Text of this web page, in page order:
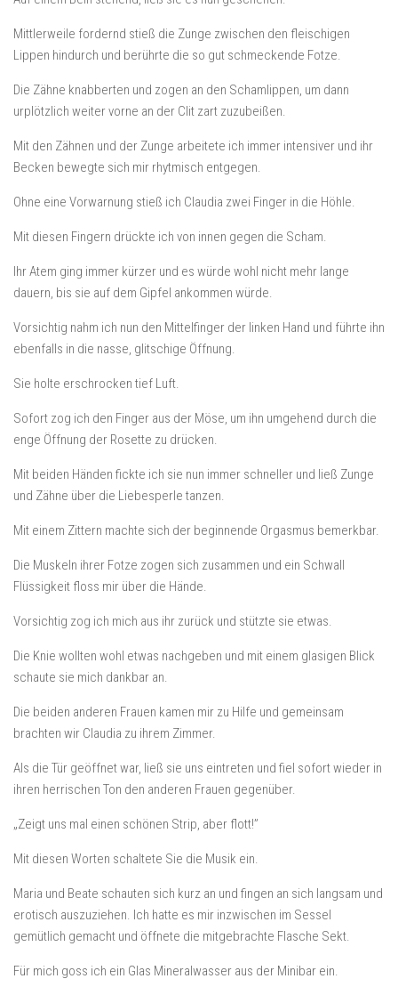
Mittlerweile fordernd stieß die Zunge zwischen den fleischigen
Lippen hindurch und berührte die so gut schmeckende Fotze.
Die Zähne knabberten und zogen an den Schamlippen, um dann
urplötzlich weiter vorne an der Clit zart zuzubeißen.
Mit den Zähnen und der Zunge arbeitete ich immer intensiver und ihr
Becken bewegte sich mir rhytmisch entgegen.
Ohne eine Vorwarnung stieß ich Claudia zwei Finger in die Höhle.
Mit diesen Fingern drückte ich von innen gegen die Scham.
Ihr Atem ging immer kürzer und es würde wohl nicht mehr lange
dauern, bis sie auf dem Gipfel ankommen würde.
Vorsichtig nahm ich nun den Mittelfinger der linken Hand und führte ihn
ebenfalls in die nasse, glitschige Öffnung.
Sie holte erschrocken tief Luft.
Sofort zog ich den Finger aus der Möse, um ihn umgehend durch die
enge Öffnung der Rosette zu drücken.
Mit beiden Händen fickte ich sie nun immer schneller und ließ Zunge
und Zähne über die Liebesperle tanzen.
Mit einem Zittern machte sich der beginnende Orgasmus bemerkbar.
Die Muskeln ihrer Fotze zogen sich zusammen und ein Schwall
Flüssigkeit floss mir über die Hände.
Vorsichtig zog ich mich aus ihr zurück und stützte sie etwas.
Die Knie wollten wohl etwas nachgeben und mit einem glasigen Blick
schaute sie mich dankbar an.
Die beiden anderen Frauen kamen mir zu Hilfe und gemeinsam
brachten wir Claudia zu ihrem Zimmer.
Als die Tür geöffnet war, ließ sie uns eintreten und fiel sofort wieder in
ihren herrischen Ton den anderen Frauen gegenüber.
„Zeigt uns mal einen schönen Strip, aber flott!”
Mit diesen Worten schaltete Sie die Musik ein.
Maria und Beate schauten sich kurz an und fingen an sich langsam und
erotisch auszuziehen. Ich hatte es mir inzwischen im Sessel
gemütlich gemacht und öffnete die mitgebrachte Flasche Sekt.
Für mich goss ich ein Glas Mineralwasser aus der Minibar ein.